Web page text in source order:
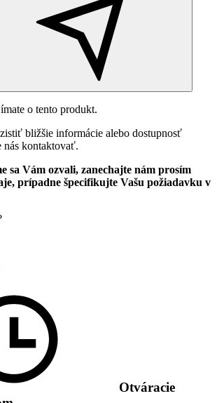
o tento produkt.
bližšie informácie alebo dostupnosť
nás kontaktovať.
sa Vám ozvali, zanechajte nám prosím
prípadne špecifikujte Vašu požiadavku v
Otváracie